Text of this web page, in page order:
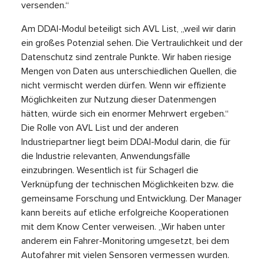
versenden.“
Am DDAI-Modul beteiligt sich AVL List, „weil wir darin
ein großes Potenzial sehen. Die Vertraulichkeit und der
Datenschutz sind zentrale Punkte. Wir haben riesige
Mengen von Daten aus unterschiedlichen Quellen, die
nicht vermischt werden dürfen. Wenn wir effiziente
Möglichkeiten zur Nutzung dieser Datenmengen
hätten, würde sich ein enormer Mehrwert ergeben.“
Die Rolle von AVL List und der anderen
Industriepartner liegt beim DDAI-Modul darin, die für
die Industrie relevanten, Anwendungsfälle
einzubringen. Wesentlich ist für Schagerl die
Verknüpfung der technischen Möglichkeiten bzw. die
gemeinsame Forschung und Entwicklung. Der Manager
kann bereits auf etliche erfolgreiche Kooperationen
mit dem Know Center verweisen. „Wir haben unter
anderem ein Fahrer-Monitoring umgesetzt, bei dem
Autofahrer mit vielen Sensoren vermessen wurden.